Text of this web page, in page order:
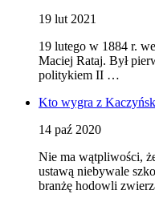
19 lut 2021
19 lutego w 1884 r.
Maciej Rataj. Był
politykiem II …
Kto wygra z
14 paź 2020
Nie ma wątpliwości,
ustawą niebywale
branżę hodowli